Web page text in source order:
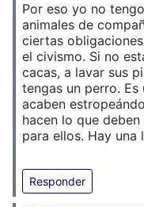
Por eso yo no
animales de
ciertas
el civismo. Si no
cacas, a lavar sus
tengas un perro.
acaben
hacen lo que
para ellos. Hay una
Responder